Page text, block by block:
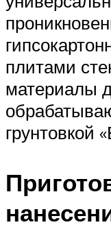
плитами
материалы
грунтовкой